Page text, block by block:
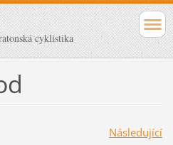
cyklistika
Následující